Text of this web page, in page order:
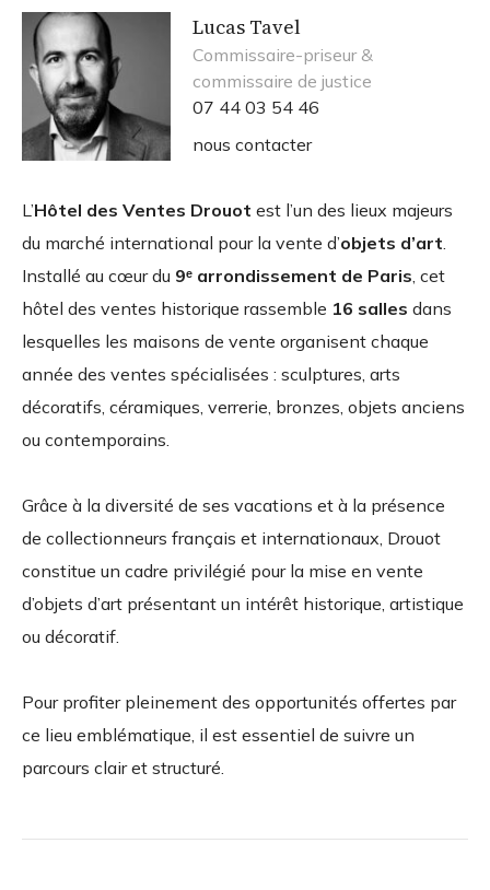
Lucas Tavel
Commissaire-priseur &
commissaire de justice
07 44 03 54 46
nous contacter
L’Hôtel des Ventes Drouot est l’un des lieux majeurs
du marché international pour la vente d’objets d’art.
Installé au cœur du 9ᵉ arrondissement de Paris, cet
hôtel des ventes historique rassemble 16 salles dans
lesquelles les maisons de vente organisent chaque
année des ventes spécialisées : sculptures, arts
décoratifs, céramiques, verrerie, bronzes, objets anciens
ou contemporains.
Grâce à la diversité de ses vacations et à la présence
de collectionneurs français et internationaux, Drouot
constitue un cadre privilégié pour la mise en vente
d’objets d’art présentant un intérêt historique, artistique
ou décoratif.
Pour profiter pleinement des opportunités offertes par
ce lieu emblématique, il est essentiel de suivre un
parcours clair et structuré.